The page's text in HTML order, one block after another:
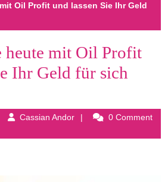
Oil Profit und lassen Sie Ihr Geld
heute mit Oil Profit
Ihr Geld für sich
Cassian AndorCassian 0 Comment